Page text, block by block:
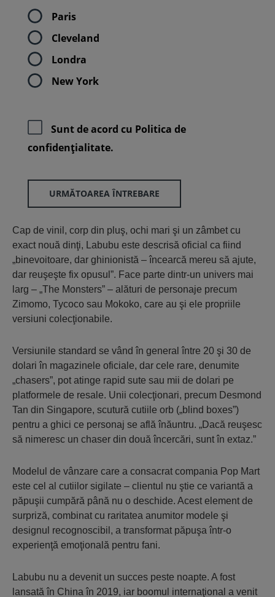
Paris
Cleveland
Londra
New York
Sunt de acord cu Politica de
confidenţialitate.
URMĂTOAREA ÎNTREBARE
Cap de vinil, corp din pluş, ochi mari şi un zâmbet cu
exact nouă dinţi, Labubu este descrisă oficial ca fiind
„binevoitoare, dar ghinionistă – încearcă mereu să ajute,
dar reuşeşte fix opusul”. Face parte dintr-un univers mai
larg – „The Monsters” – alături de personaje precum
Zimomo, Tycoco sau Mokoko, care au şi ele propriile
versiuni colecţionabile.
Versiunile standard se vând în general între 20 şi 30 de
dolari în magazinele oficiale, dar cele rare, denumite
„chasers”, pot atinge rapid sute sau mii de dolari pe
platformele de resale. Unii colecţionari, precum Desmond
Tan din Singapore, scutură cutiile orb („blind boxes”)
pentru a ghici ce personaj se află înăuntru. „Dacă reuşesc
să nimeresc un chaser din două încercări, sunt în extaz.”
Modelul de vânzare care a consacrat compania Pop Mart
este cel al cutiilor sigilate – clientul nu ştie ce variantă a
păpuşii cumpără până nu o deschide. Acest element de
surpriză, combinat cu raritatea anumitor modele şi
designul recognoscibil, a transformat păpuşa într-o
experienţă emoţională pentru fani.
Labubu nu a devenit un succes peste noapte. A fost
lansată în China în 2019, iar boomul internaţional a venit